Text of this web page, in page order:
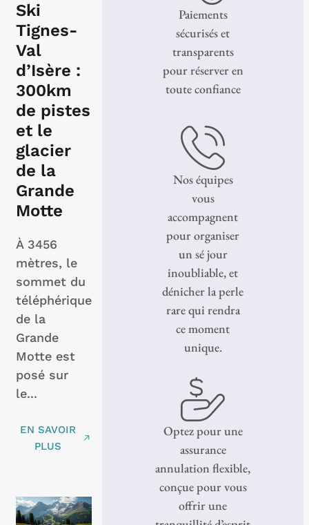
Ski
Tignes-
Val
d’Isère :
300km
de pistes
et le
glacier
de la
Grande
Motte
À 3456
mètres, le
sommet du
téléphérique
de la
Grande
Motte est
posé sur
le...
EN SAVOIR
PLUS
Paiements
sécurisés et
transparents
pour réserver en
toute confiance
Nos équipes
vous
accompagnent
pour organiser
un sé jour
inoubliable, et
dénicher la perle
rare qui rendra
ce moment
unique.
Optez pour une
assurance
annulation flexible,
conçue pour vous
offrir une